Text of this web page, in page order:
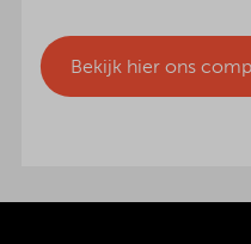
Bekijk hier ons